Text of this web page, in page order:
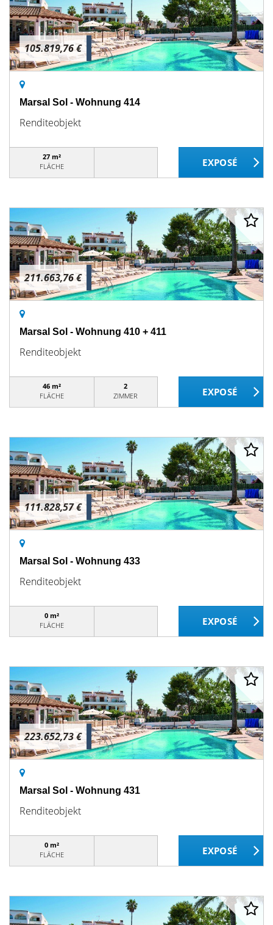
105.819,76 €
Marsal Sol - Wohnung 414
Renditeobjekt
27 m²
FLÄCHE
211.663,76 €
Marsal Sol - Wohnung 410 + 411
Renditeobjekt
46 m²
FLÄCHE
2
ZIMMER
111.828,57 €
Marsal Sol - Wohnung 433
Renditeobjekt
0 m²
FLÄCHE
223.652,73 €
Marsal Sol - Wohnung 431
Renditeobjekt
0 m²
FLÄCHE